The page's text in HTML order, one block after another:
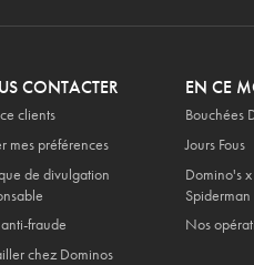
CONTACTER
clients
mes préférences
de divulgation
anti-fraude
chez Dominos
EN CE
Bouchées
Jours Fous
Domino's
Spiderman
Nos